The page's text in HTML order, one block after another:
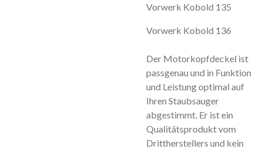
Vorwerk Kobold 135
Vorwerk Kobold 136
Der Motorkopfdeckel ist
passgenau und in Funktion
und Leistung optimal auf
Ihren Staubsauger
abgestimmt. Er ist ein
Qualitätsprodukt vom
Drittherstellers und kein